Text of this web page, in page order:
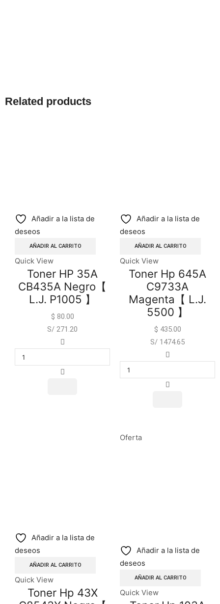
Related products
Añadir a la lista de
deseos
AÑADIR AL CARRITO
Quick View
Toner HP 35A
CB435A Negro【
L.J. P1005 】
$ 80.00
S/ 271.20
Añadir a la lista de
deseos
AÑADIR AL CARRITO
Quick View
Toner Hp 645A
C9733A
Magenta【 L.J.
5500 】
$ 435.00
S/ 1474.65
Añadir a la lista de
deseos
AÑADIR AL CARRITO
Quick View
Toner Hp 43X
Oferta
Añadir a la lista de
deseos
AÑADIR AL CARRITO
Quick View